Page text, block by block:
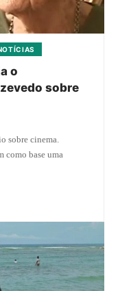
o
sobre
sobre cinema.
como base uma